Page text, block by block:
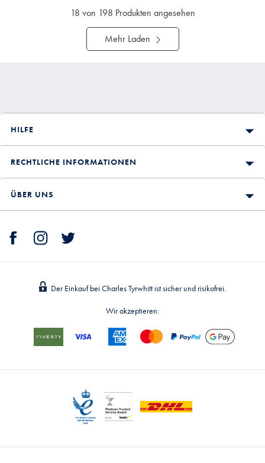
18 von 198 Produkten angesehen
Mehr Laden
HILFE
RECHTLICHE INFORMATIONEN
ÜBER UNS
Der Einkauf bei Charles Tyrwhitt ist sicher und risikofrei.
Wir akzeptieren: